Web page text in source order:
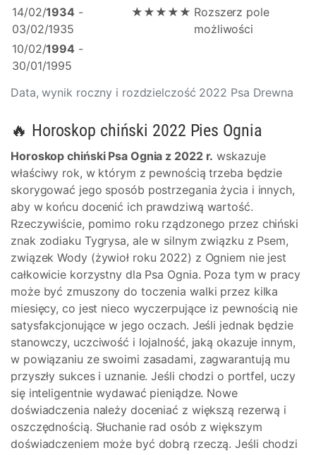
Data, wynik roczny i rozdzielczość 2022 Psa Drewna
14/02/1934 -
03/02/1935
★★★★★ Rozszerz pole
możliwości
10/02/1994 -
30/01/1995
🔥 Horoskop chiński 2022 Pies Ognia
Horoskop chiński Psa Ognia z 2022 r. wskazuje
właściwy rok, w którym z pewnością trzeba będzie
skorygować jego sposób postrzegania życia i innych,
aby w końcu docenić ich prawdziwą wartość.
Rzeczywiście, pomimo roku rządzonego przez chiński
znak zodiaku Tygrysa, ale w silnym związku z Psem,
związek Wody (żywioł roku 2022) z Ogniem nie jest
całkowicie korzystny dla Psa Ognia. Poza tym w pracy
może być zmuszony do toczenia walki przez kilka
miesięcy, co jest nieco wyczerpujące iz pewnością nie
satysfakcjonujące w jego oczach. Jeśli jednak będzie
stanowczy, uczciwość i lojalność, jaką okazuje innym,
w powiązaniu ze swoimi zasadami, zagwarantują mu
przyszły sukces i uznanie. Jeśli chodzi o portfel, uczy
się inteligentnie wydawać pieniądze. Nowe
doświadczenia należy doceniać z większą rezerwą i
oszczędnością. Słuchanie rad osób z większym
doświadczeniem może być dobrą rzeczą. Jeśli chodzi